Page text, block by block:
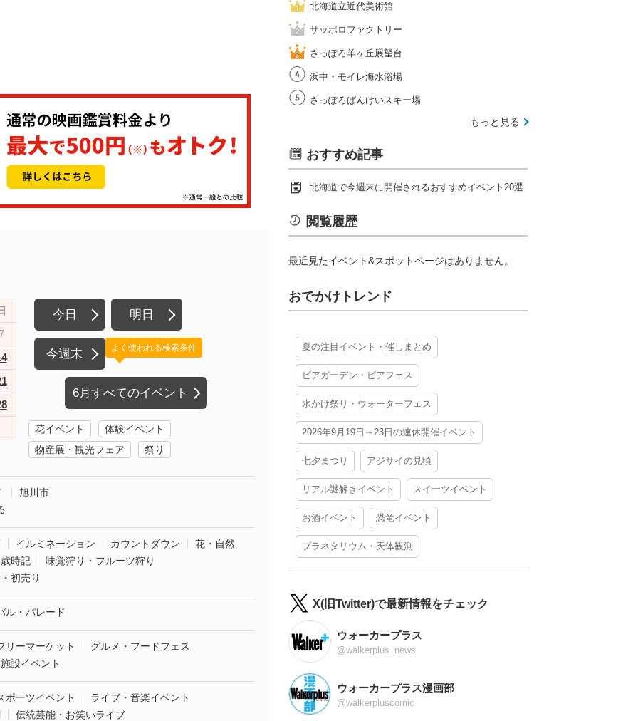
今日 明日
今週末
6月すべてのイベント
よく使われる検索条件
花イベント
体験イベント
物産展・観光フェア
祭り
旭川市
イルミネーション カウントダウン
花・自然
時記
味覚狩り・フルーツ狩り
初売り
ル・パレード
リーマーケット
グルメ・フードフェス
設イベント
ポーツイベント
ライブ・音楽イベント
伝統芸能・お笑いライブ
北海道立近代美術館
サッポロファクトリー
さっぽろ羊ヶ丘展望台
浜中・モイレ海水浴場
さっぽろばんけいスキー場
もっと見る
おすすめ記事
北海道で今週末に開催されるおすすめイベント20選
閲覧履歴
最近見たイベント&スポットページはありません。
おでかけトレンド
夏の注目イベント・催しまとめ
ビアガーデン・ビアフェス
水かけ祭り・ウォーターフェス
2026年9月19日～23日の連休開催イベント
七夕まつり アジサイの見頃
リアル謎解きイベント スイーツイベント
お酒イベント 恐竜イベント
プラネタリウム・天体観測
X(旧Twitter)で最新情報をチェック
ウォーカープラス
@walkerplus_news
ウォーカープラス漫画部
@walkerpluscomic